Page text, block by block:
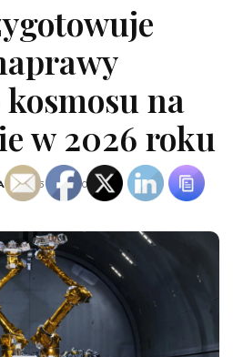
kosmosu na
w 2026 roku
- 25 MAJA, 2026